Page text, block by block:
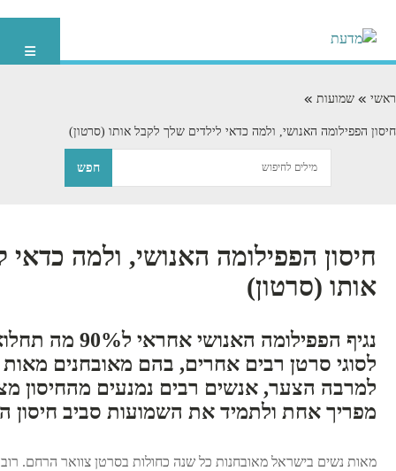
ראשי שמועות
חיסון הפפילומה האנושי, ולמה כדאי לילדים שלך לקבל אותו (סרטון)
חיסון הפפילומה האנושי, ולמה כדאי
אותו (סרטון)
נגיף הפפילומה
לסוגי סרטן רבים אחרים, בהם מאובחנים
למרבה הצער, אנשים רבים נמנעים מהחיסון
מפריך אחת ולתמיד את השמועות סביב חיסון
מאות נשים בישראל מאובחנות כל שנה כחולות בסרטן צוואר הרחם. רוב